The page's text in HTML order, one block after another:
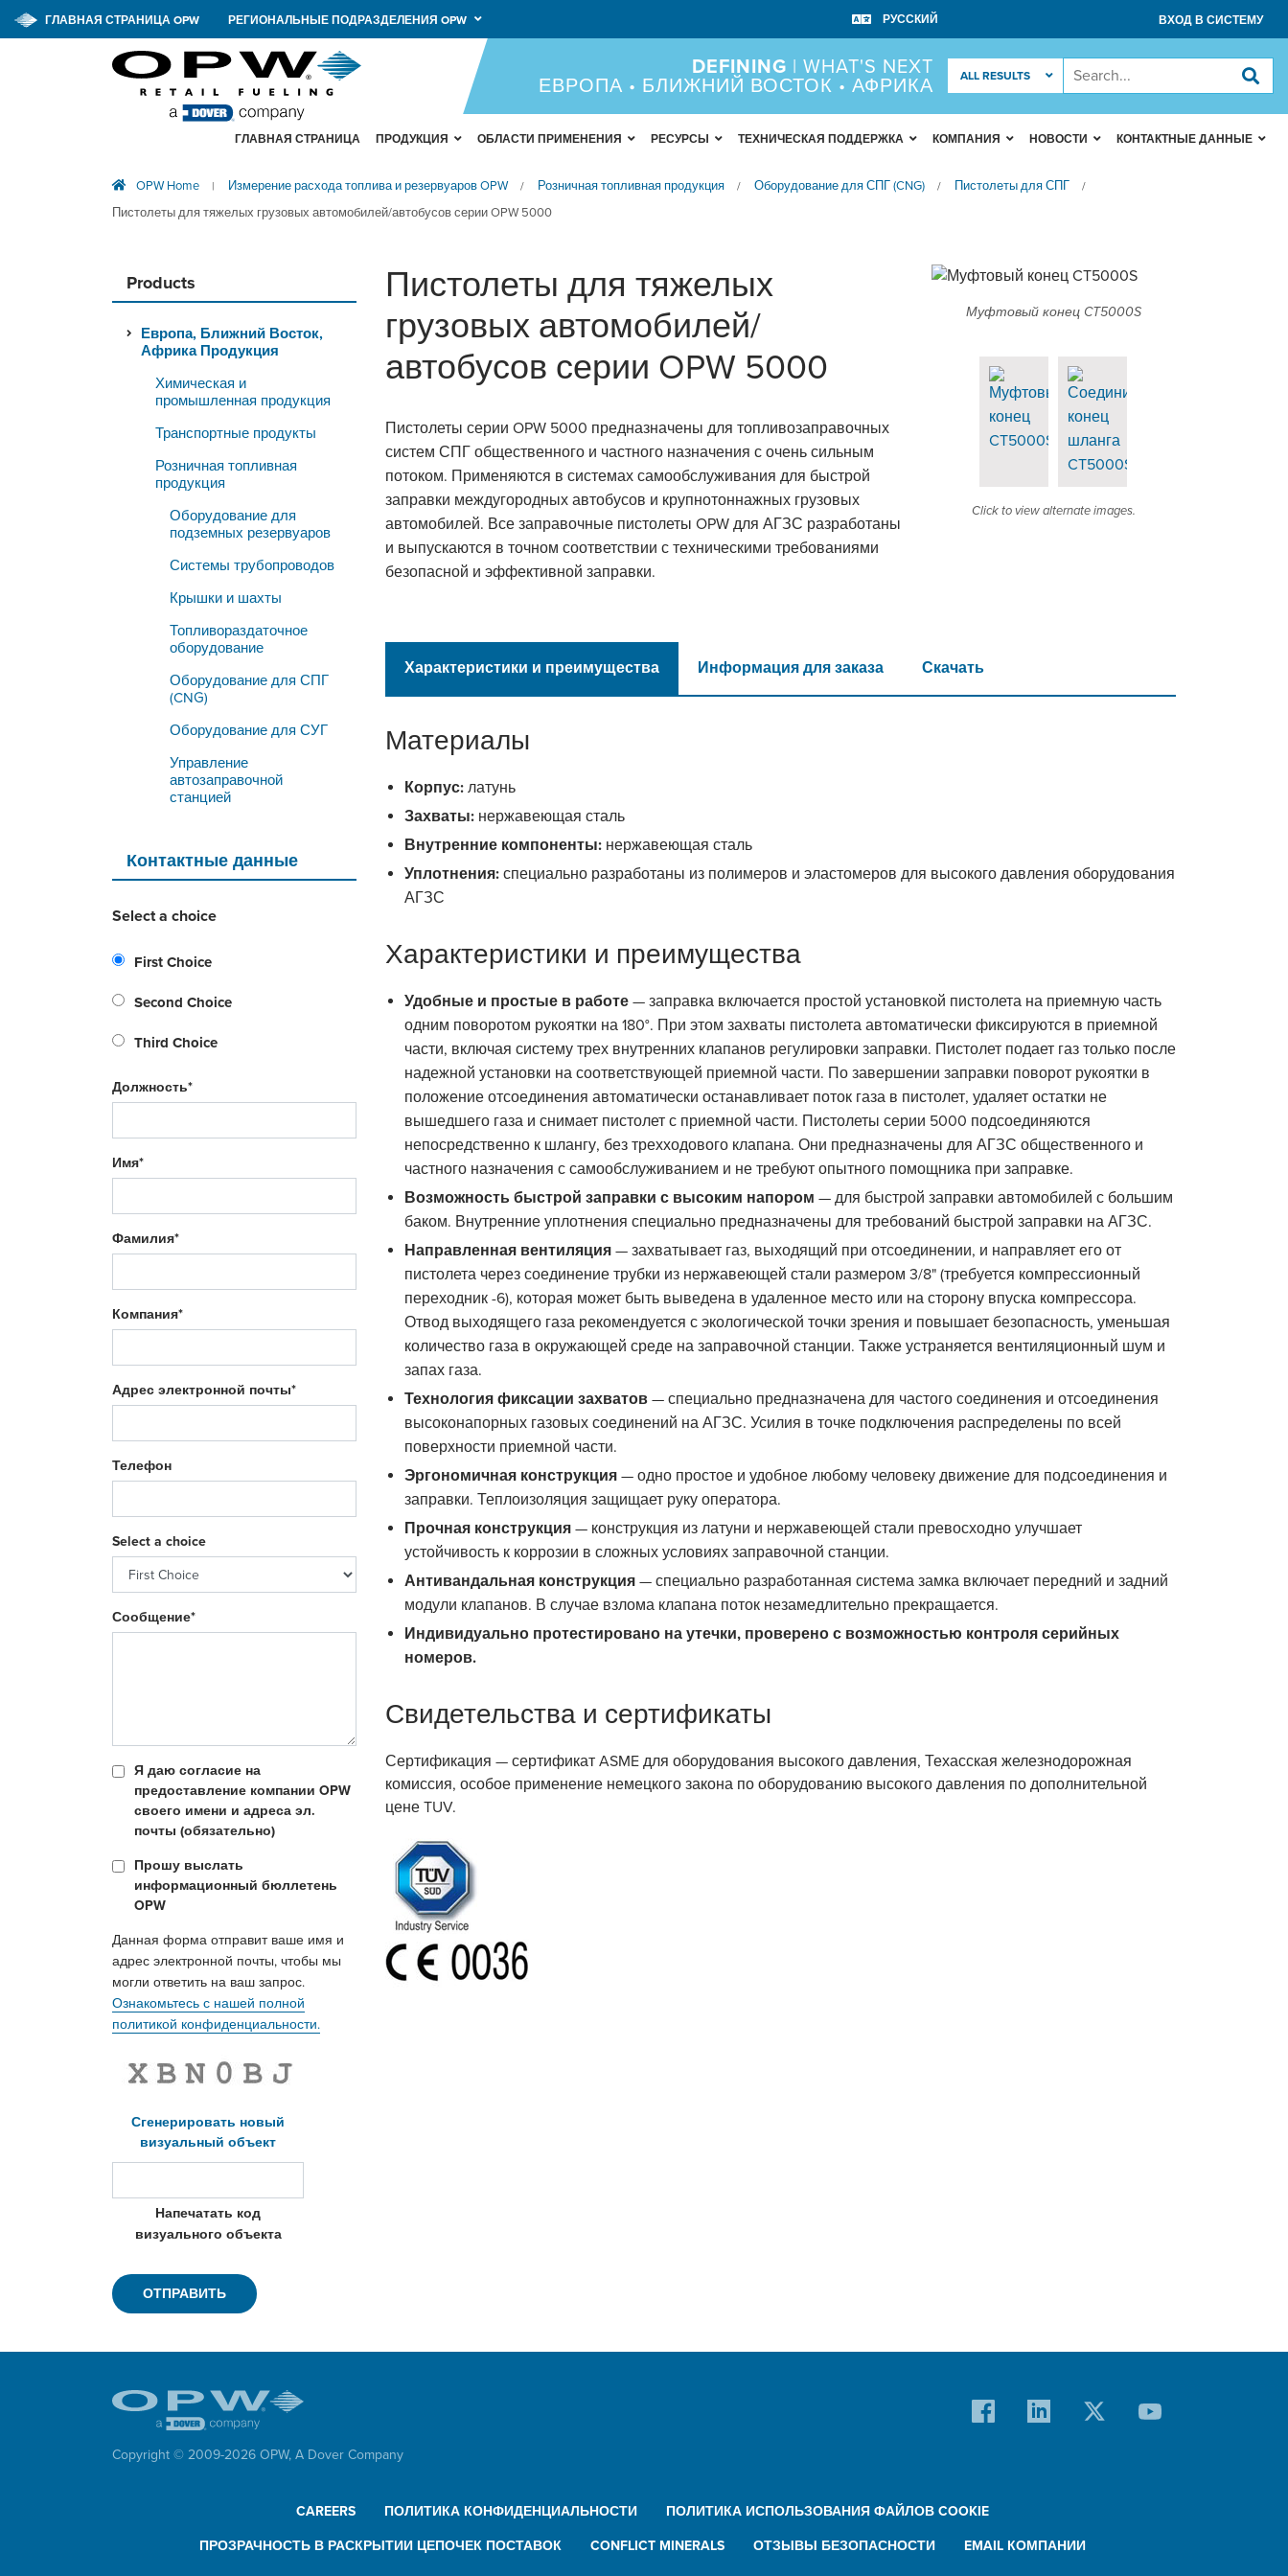
ГЛАВНАЯ СТРАНИЦА OPW РЕГИОНАЛЬНЫЕ ПОДРАЗДЕЛЕНИЯ OPW ВХОД В СИСТЕМУ
DEFINING | WHAT'S NEXT
ЕВРОПА • БЛИЖНИЙ ВОСТОК • АФРИКА
OPW Home | Измерение расхода топлива и резервуаров OPW / Розничная топливная продукция / Оборудование для СПГ (CNG) / Пистолеты для СПГ /
Пистолеты для тяжелых грузовых автомобилей/автобусов серии OPW 5000
Products
Европа, Ближний Восток,
Африка Продукция
Химическая и
промышленная продукция
Транспортные продукты
Розничная топливная
продукция
Оборудование для
подземных резервуаров
Системы трубопроводов
Крышки и шахты
Топливораздаточное
оборудование
Оборудование для СПГ
(CNG)
Оборудование для СУГ
Управление
автозаправочной
станцией
Контактные данные
Select a choice
First Choice
Second Choice
Third Choice
Должность*
Имя*
Фамилия*
Компания*
Адрес электронной почты*
Телефон
Select a choice
Сообщение*
Я даю согласие на
предоставление компании OPW
своего имени и адреса эл.
почты (обязательно)
Прошу выслать
информационный бюллетень
OPW
Данная форма отправит ваше имя и
адрес электронной почты, чтобы мы
могли ответить на ваш запрос.
Ознакомьтесь с нашей полной
политикой конфиденциальности.
Сгенерировать новый
визуальный объект
Напечатать код
визуального объекта
Пистолеты для тяжелых
грузовых автомобилей/
автобусов серии OPW 5000
Пистолеты серии OPW 5000 предназначены для топливозаправочных
систем СПГ общественного и частного назначения с очень сильным
потоком. Применяются в системах самообслуживания для быстрой
заправки междугородных автобусов и крупнотоннажных грузовых
автомобилей. Все заправочные пистолеты OPW для АГЗС разработаны
и выпускаются в точном соответствии с техническими требованиями
безопасной и эффективной заправки.
Муфтовый конец CT5000S
Click to view alternate images.
Характеристики и преимущества Информация для заказа Скачать
Материалы
Корпус: латунь
Захваты: нержавеющая сталь
Внутренние компоненты: нержавеющая сталь
Уплотнения: специально разработаны из полимеров и эластомеров для высокого давления оборудования
АГЗС
Характеристики и преимущества
Удобные и простые в работе — заправка включается простой установкой пистолета на приемную часть
одним поворотом рукоятки на 180°. При этом захваты пистолета автоматически фиксируются в приемной
части, включая систему трех внутренних клапанов регулировки заправки. Пистолет подает газ только после
надежной установки на соответствующей приемной части. По завершении заправки поворот рукоятки в
положение отсоединения автоматически останавливает поток газа в пистолет, удаляет остатки не
вышедшего газа и снимает пистолет с приемной части. Пистолеты серии 5000 подсоединяются
непосредственно к шлангу, без трехходового клапана. Они предназначены для АГЗС общественного и
частного назначения с самообслуживанием и не требуют опытного помощника при заправке.
Возможность быстрой заправки с высоким напором — для быстрой заправки автомобилей с большим
баком. Внутренние уплотнения специально предназначены для требований быстрой заправки на АГЗС.
Направленная вентиляция — захватывает газ, выходящий при отсоединении, и направляет его от
пистолета через соединение трубки из нержавеющей стали размером 3/8" (требуется компрессионный
переходник -6), которая может быть выведена в удаленное место или на сторону впуска компрессора.
Отвод выходящего газа рекомендуется с экологической точки зрения и повышает безопасность, уменьшая
количество газа в окружающей среде на заправочной станции. Также устраняется вентиляционный шум и
запах газа.
Технология фиксации захватов — специально предназначена для частого соединения и отсоединения
высоконапорных газовых соединений на АГЗС. Усилия в точке подключения распределены по всей
поверхности приемной части.
Эргономичная конструкция — одно простое и удобное любому человеку движение для подсоединения и
заправки. Теплоизоляция защищает руку оператора.
Прочная конструкция — конструкция из латуни и нержавеющей стали превосходно улучшает
устойчивость к коррозии в сложных условиях заправочной станции.
Антивандальная конструкция — специально разработанная система замка включает передний и задний
модули клапанов. В случае взлома клапана поток незамедлительно прекращается.
Индивидуально протестировано на утечки, проверено с возможностью контроля серийных
номеров.
Свидетельства и сертификаты
Сертификация — сертификат ASME для оборудования высокого давления, Техасская железнодорожная
комиссия, особое применение немецкого закона по оборудованию высокого давления по дополнительной
цене TUV.
ГЛАВНАЯ СТРАНИЦА ПРОДУКЦИЯ ОБЛАСТИ ПРИМЕНЕНИЯ РЕСУРСЫ ТЕХНИЧЕСКАЯ ПОДДЕРЖКА КОМПАНИЯ НОВОСТИ КОНТАКТНЫЕ ДАННЫЕ
Copyright © 2009-2026 OPW, A Dover Company
CAREERS ПОЛИТИКА КОНФИДЕНЦИАЛЬНОСТИ ПОЛИТИКА ИСПОЛЬЗОВАНИЯ ФАЙЛОВ COOKIE
ПРОЗРАЧНОСТЬ В РАСКРЫТИИ ЦЕПОЧЕК ПОСТАВОК CONFLICT MINERALS ОТЗЫВЫ БЕЗОПАСНОСТИ EMAIL КОМПАНИИ